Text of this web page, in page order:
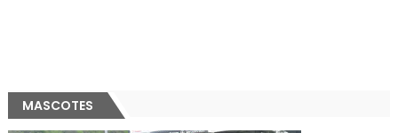
MASCOTES